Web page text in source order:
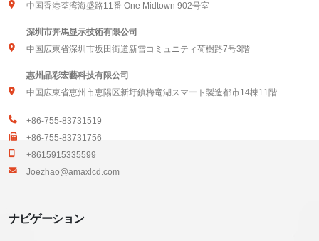
中国香港荃湾海盛路11番 One Midtown 902号室
深圳市奔馬显示技術有限公司
中国広東省深圳市坂田街道新雪コミュニティ荷樹路7号3階
惠州晶彩宏藝科技有限公司
中国広東省恵州市恵陽区新圩鎮梅竜湖スマート製造都市14棟11階
+86-755-83731519
+86-755-83731756
+8615915335599
Joezhao@amaxlcd.com
ナビゲーション